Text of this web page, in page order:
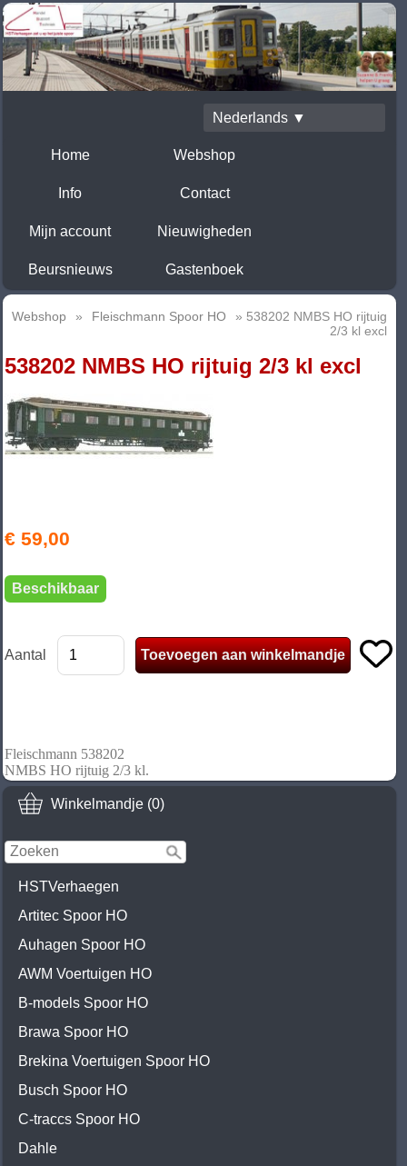
Nederlands ▼
Home Webshop
Info Contact
Mijn account Nieuwigheden
Beursnieuws Gastenboek
Winkelmandje (0)
HSTVerhaegen
Artitec Spoor HO
Auhagen Spoor HO
AWM Voertuigen HO
B-models Spoor HO
Brawa Spoor HO
Brekina Voertuigen Spoor HO
Busch Spoor HO
C-traccs Spoor HO
Dahle
Webshop » Fleischmann Spoor HO
» 538202 NMBS HO rijtuig
2/3 kl excl
538202 NMBS HO rijtuig 2/3 kl excl
€ 59,00
Beschikbaar
Aantal
Fleischmann 538202
NMBS HO rijtuig 2/3 kl.